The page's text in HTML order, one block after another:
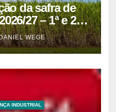
da safra de
27 – 1ª e 2ª
WEGE
INDUSTRIAL